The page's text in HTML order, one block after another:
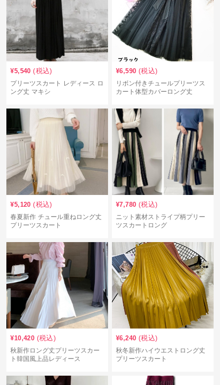
¥5,540 (税込)
プリーツスカート レディース ロ
ング丈 マキシ
¥6,590 (税込)
リボン付きチュールプリーツス
カート体型カバーロング丈
¥5,120 (税込)
春夏新作 チュール重ねロング丈
プリーツスカート
¥7,780 (税込)
ニット素材ストライプ柄プリー
ツスカートロング
¥10,420 (税込)
秋新作ロング丈プリーツスカー
ト韓国風上品レディース
¥6,240 (税込)
秋冬新作ハイウエストロング丈
プリーツスカート